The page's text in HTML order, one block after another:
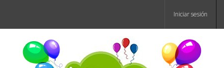
Iniciar sesión